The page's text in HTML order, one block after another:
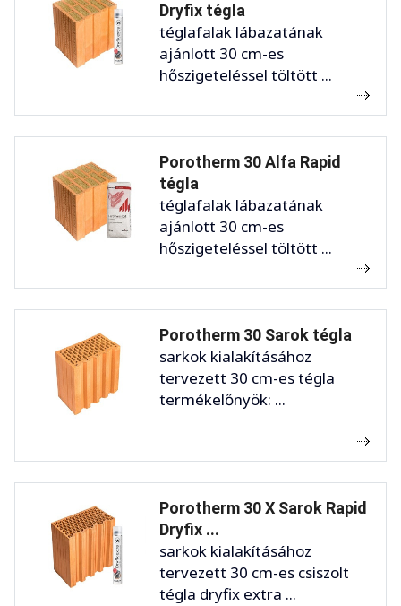
Dryfix tégla
téglafalak lábazatának
ajánlott 30 cm-es
hőszigeteléssel töltött ...
Porotherm 30 Alfa Rapid
tégla
téglafalak lábazatának
ajánlott 30 cm-es
hőszigeteléssel töltött ...
Porotherm 30 Sarok tégla
sarkok kialakításához
tervezett 30 cm-es tégla
termékelőnyök: ...
Porotherm 30 X Sarok Rapid
Dryfix ...
sarkok kialakításához
tervezett 30 cm-es csiszolt
tégla dryfix extra ...